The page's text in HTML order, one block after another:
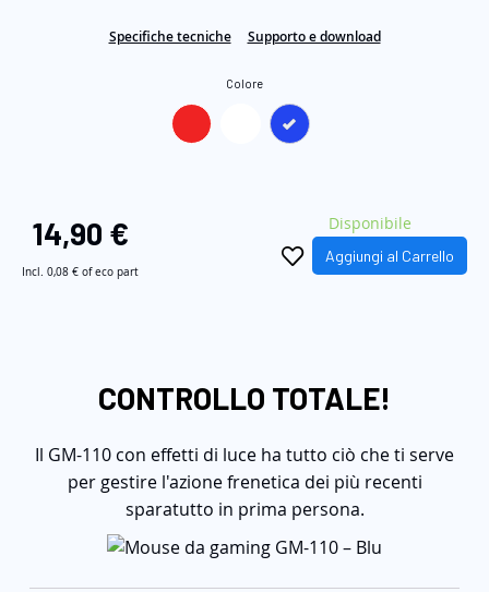
ReadSpecifiche tecniche Supporto e download
Colore
14,90 €
Incl. 0,08 € of eco part
Disponibile
Aggiungi al Carrello
CONTROLLO TOTALE!
Il GM-110 con effetti di luce ha tutto ciò che ti serve
per gestire l'azione frenetica dei più recenti
sparatutto in prima persona.